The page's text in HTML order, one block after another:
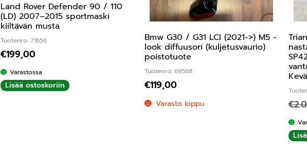
Land Rover Defender 90 / 110
(LD) 2007–2015 sportmaski
kiiltävän musta
Tuotenro: 71656
€199,00
Varastossa
Lisää ostoskoriin
Bmw G30 / G31 LCI (2021->) M5 -
look diffuusori (kuljetusvaurio)
poistotuote
Tuotenro: 69568
€119,00
Varasto loppu €